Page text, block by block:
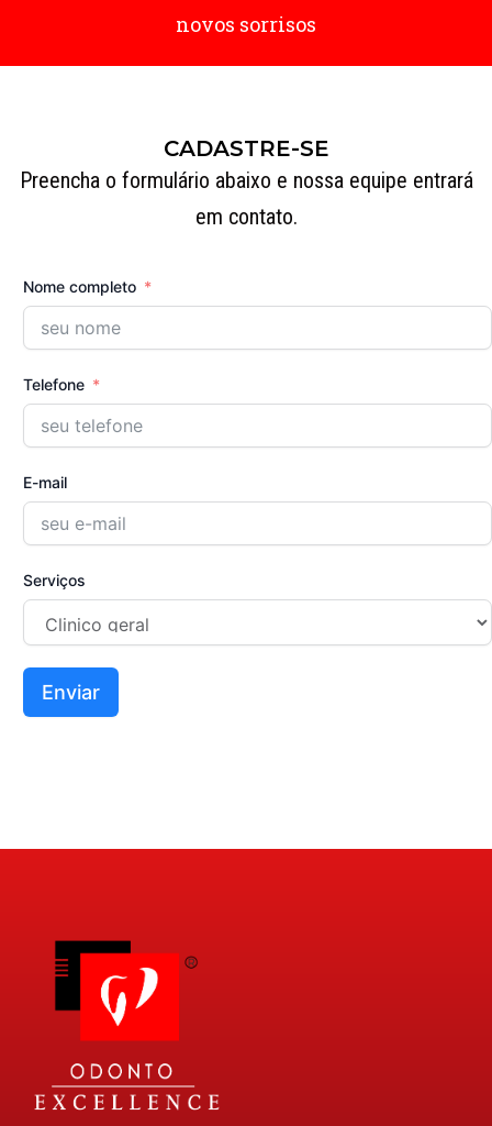
novos sorrisos
CADASTRE-SE
Preencha o formulário abaixo e nossa equipe entrará
em contato.
Nome completo
Telefone
E-mail
Serviços
Enviar